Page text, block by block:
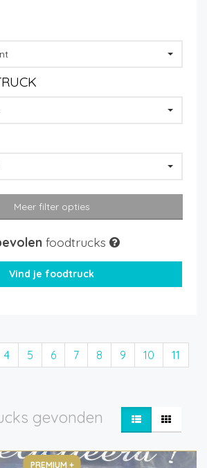
Meer filter opties
foodtrucks
4 5 6 7 8 9 10
11
gevonden
PREMIUM +